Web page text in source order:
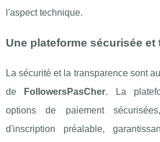
l'aspect technique.
Une plateforme sécurisée et
La sécurité et la transparence sont
de
FollowersPasCher. La
options de paiement
d'inscription préalable,